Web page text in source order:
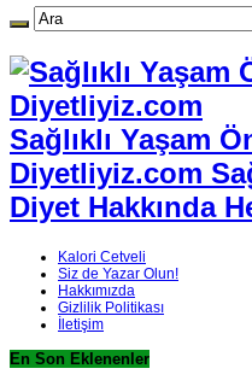
Sağlıklı Yaşam
Diyetliyiz.com
Diyet Hakkında
Kalori Cetveli
Siz de Yazar Olun!
Hakkımızda
Gizlilik Politikası
İletişim
En Son Eklenenler